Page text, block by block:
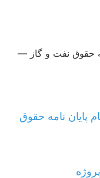
پایان نامه حقوق